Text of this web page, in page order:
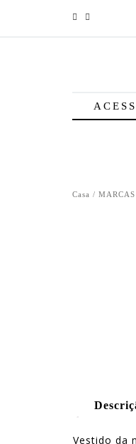
Casa / MARCAS
Vestido da